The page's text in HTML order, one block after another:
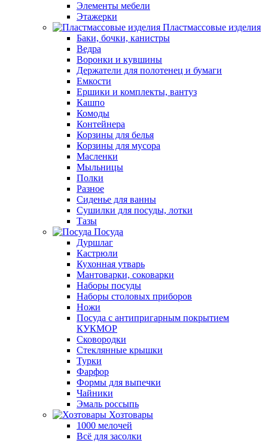
Элементы мебели
Этажерки
Пластмассовые изделия
Баки, бочки, канистры
Ведра
Воронки и кувшины
Держатели для полотенец и бумаги
Емкости
Ершики и комплекты, вантуз
Кашпо
Комоды
Контейнера
Корзины для белья
Корзины для мусора
Масленки
Мыльницы
Полки
Разное
Сиденье для ванны
Сушилки для посуды, лотки
Тазы
Посуда
Дуршлаг
Кастрюли
Кухонная утварь
Мантоварки, соковарки
Наборы посуды
Наборы столовых приборов
Ножи
Посуда с антипригарным покрытием
КУКМОР
Сковородки
Стеклянные крышки
Турки
Фарфор
Формы для выпечки
Чайники
Эмаль россыпь
Хозтовары
1000 мелочей
Всё для засолки